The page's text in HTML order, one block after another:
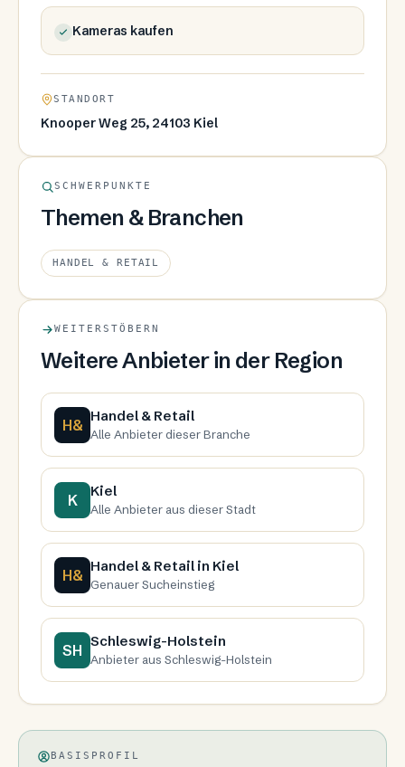
Kameras kaufen
STANDORT
Knooper Weg 25, 24103 Kiel
SCHWERPUNKTE
Themen & Branchen
HANDEL & RETAIL
WEITERSTÖBERN
Weitere Anbieter in der Region
H& Handel & Retail
Alle Anbieter dieser Branche
K Kiel
Alle Anbieter aus dieser Stadt
H& Handel & Retail in Kiel
Genauer Sucheinstieg
SH Schleswig-Holstein
Anbieter aus Schleswig-Holstein
BASISPROFIL